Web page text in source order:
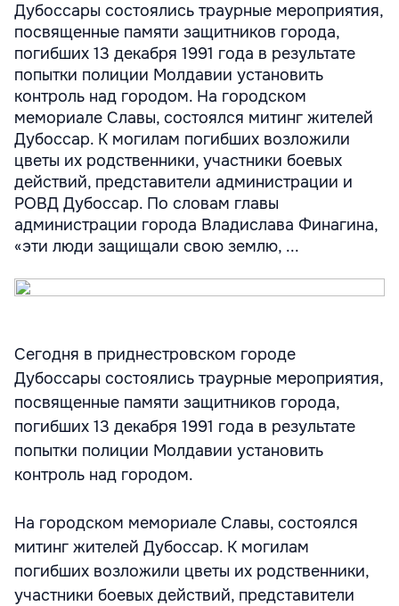
Дубоссары состоялись траурные мероприятия,
посвященные памяти защитников города,
погибших 13 декабря 1991 года в результате
попытки полиции Молдавии установить
контроль над городом. На городском
мемориале Славы, состоялся митинг жителей
Дубоссар. К могилам погибших возложили
цветы их родственники, участники боевых
действий, представители администрации и
РОВД Дубоссар. По словам главы
администрации города Владислава Финагина,
«эти люди защищали свою землю, ...
Сегодня в приднестровском городе
Дубоссары состоялись траурные мероприятия,
посвященные памяти защитников города,
погибших 13 декабря 1991 года в результате
попытки полиции Молдавии установить
контроль над городом.
На городском мемориале Славы, состоялся
митинг жителей Дубоссар. К могилам
погибших возложили цветы их родственники,
участники боевых действий, представители